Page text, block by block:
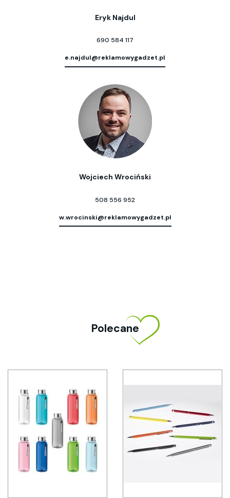
Eryk Najdul
690 584 117
e.najdul@reklamowygadzet.pl
Wojciech Wrociński
508 556 952
w.wrocinski@reklamowygadzet.pl
Polecane